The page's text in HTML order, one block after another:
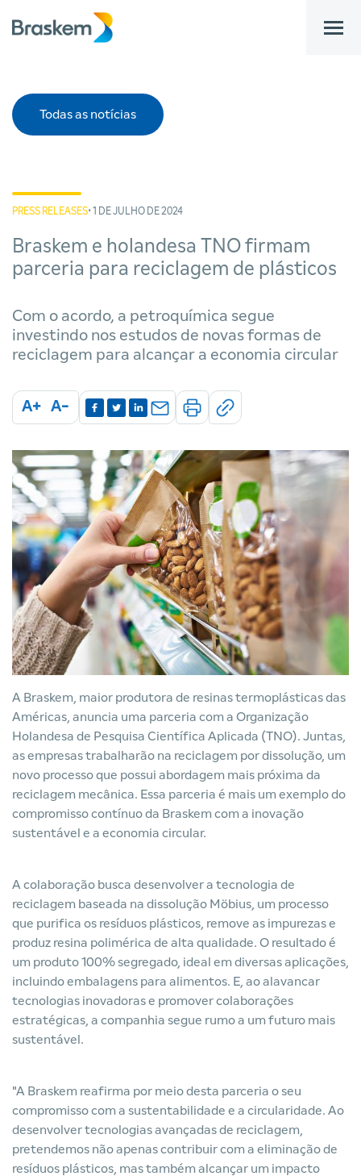
bar
Todas as notícias
PRESS RELEASES• 1 DE JULHO DE 2024
Braskem e holandesa TNO firmam
parceria para reciclagem de plásticos
Com o acordo, a petroquímica segue
investindo nos estudos de novas formas de
reciclagem para alcançar a economia circular
A+ A-
A Braskem, maior produtora de resinas termoplásticas das
Américas, anuncia uma parceria com a Organização
Holandesa de Pesquisa Científica Aplicada (TNO). Juntas,
as empresas trabalharão na reciclagem por dissolução, um
novo processo que possui abordagem mais próxima da
reciclagem mecânica. Essa parceria é mais um exemplo do
compromisso contínuo da Braskem com a inovação
sustentável e a economia circular.
A colaboração busca desenvolver a tecnologia de
reciclagem baseada na dissolução Möbius, um processo
que purifica os resíduos plásticos, remove as impurezas e
produz resina polimérica de alta qualidade. O resultado é
um produto 100% segregado, ideal em diversas aplicações,
incluindo embalagens para alimentos. E, ao alavancar
tecnologias inovadoras e promover colaborações
estratégicas, a companhia segue rumo a um futuro mais
sustentável.
"A Braskem reafirma por meio desta parceria o seu
compromisso com a sustentabilidade e a circularidade. Ao
desenvolver tecnologias avançadas de reciclagem,
pretendemos não apenas contribuir com a eliminação de
resíduos plásticos, mas também alcançar um impacto